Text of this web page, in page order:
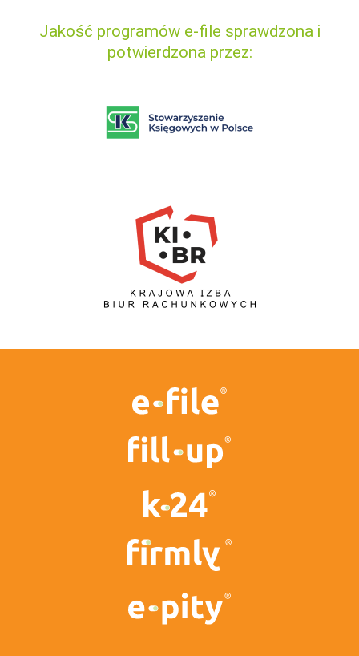
Jakość programów e-file sprawdzona i
potwierdzona przez: